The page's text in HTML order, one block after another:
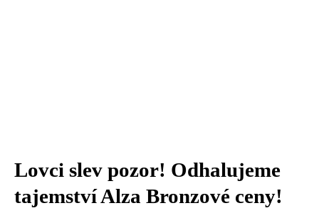
Lovci slev pozor! Odhalujeme
tajemství Alza Bronzové ceny!